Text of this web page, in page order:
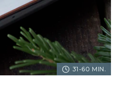
31-60 MIN.